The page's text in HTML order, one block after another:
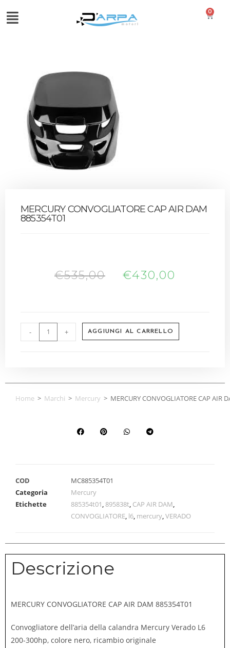
0
MERCURY CONVOGLIATORE CAP AIR DAM
885354T01
€535,00 €430,00
- + AGGIUNGI AL CARRELLO
Home > Marchi > Mercury > MERCURY CONVOGLIATORE CAP AIR
COD
MC885354T01
Categoria
Mercury
Etichette
885354t01,895838t, CAP AIR DAM,
CONVOGLIATORE, l6, mercury,VERADO
Descrizione
MERCURY CONVOGLIATORE CAP AIR DAM 885354T01
Convogliatore dell’aria della calandra Mercury Verado L6
200-300hp, colore nero, ricambio originale